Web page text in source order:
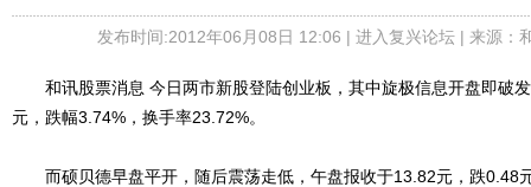
发布时间:2012年06月08日 12:06 | 进入复兴论坛| 来源：
和讯股票消息 今日两市新股登陆创业板，其中旋极信息开盘即破
元，跌幅3.74%，换手率23.72%。
而硕贝德早盘平开，随后震荡走低，午盘报收于13.82元，跌0.48